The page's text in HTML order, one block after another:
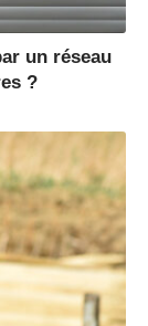
un réseau
?